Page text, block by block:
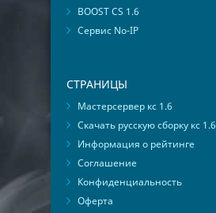
BOOST CS 1.6
Сервис No-IP
СТРАНИЦЫ
Мастерсервер кс 1.6
Скачать русскую сборку кс 1.6
Информация о рейтинге
Соглашение
Конфиденциальность
Оферта